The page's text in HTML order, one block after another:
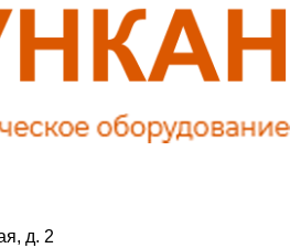
д. 2